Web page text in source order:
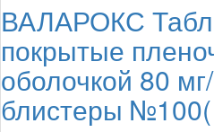
ВАЛАРОКС
покрытые
оболочкой 80
блистеры